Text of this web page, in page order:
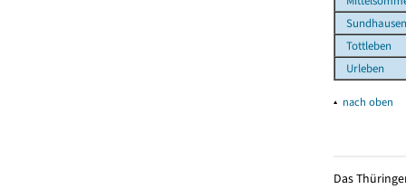
Sundhausen
Tottleben
Urleben
▴ nach oben
Das